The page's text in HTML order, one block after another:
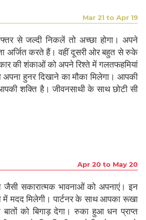
Mar 21 to Apr 19
से जल्दी निकलें तो अच्छा होगा। अपने
अर्जित करते हैं। वहीं दूसरी ओर बहुत से रुके
की शंकाओं को अपने रिश्ते में गलतफहमियां
हुनर दिखाने का मौका मिलेगा। आपकी
शक्ति है। जीवनसाथी के साथ छोटी सी
Apr 20 to May 20
जैसी सकारात्मक भावनाओं को अपनाएं। इन
मदद मिलेगी। पार्टनर के साथ आपका रूखा
को बिगाड़ देगा। रुका हुआ धन प्राप्त